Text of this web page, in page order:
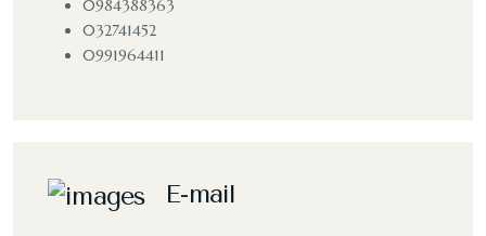
0984388363
032741452
0991964411
E-mail